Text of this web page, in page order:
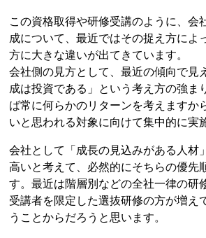
この資格取得や研修受講のように、会
成について、最近ではその捉え方によ
方に大きな違いが出てきています。
会社側の見方として、最近の傾向で見
成は投資である」という考え方の強ま
ば常に何らかのリターンを考えますか
いと思われる対象に向けて集中的に実
会社として「成長の見込みがある人材
高いと考えて、必然的にそちらの優先
す。最近は階層別などの全社一律の研
受講者を限定した選抜研修の方が増え
うことからだろうと思います。